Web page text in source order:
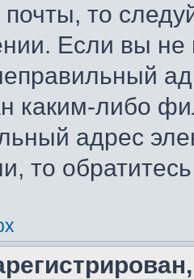
почты, то
Если вы
каким-либо
адрес
то